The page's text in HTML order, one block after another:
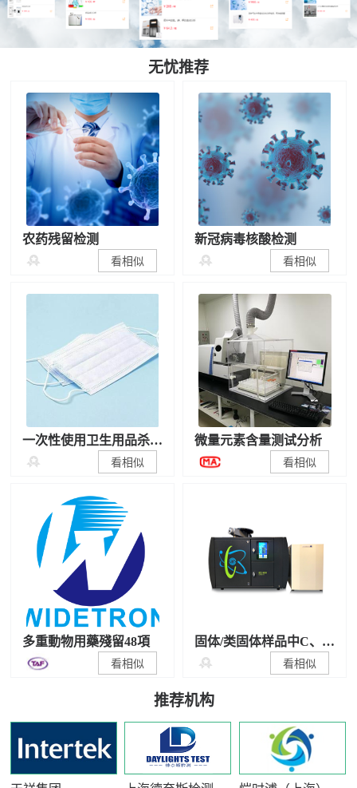
无忧推荐
农药残留检测
 看相似
新冠病毒核酸检测
 看相似
一次性使用卫生用品杀
菌/抑菌性能检测
 看相似
微量元素含量测试分析
看相似
多重動物用藥殘留48項
看相似
固体/类固体样品中C、N
稳定同位素比值测试
 看相似
推荐机构